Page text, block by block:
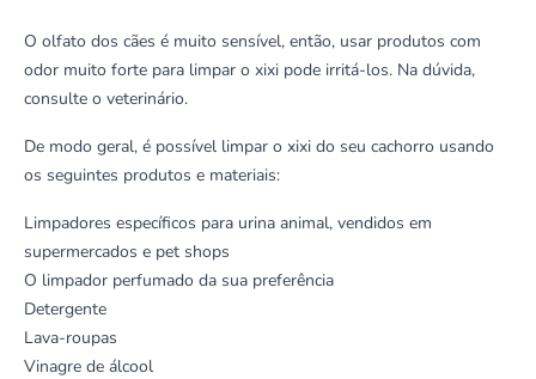
O olfato dos cães é muito sensível, então, usar produtos com
odor muito forte para limpar o xixi pode irritá-los. Na dúvida,
consulte o veterinário.
De modo geral, é possível limpar o xixi do seu cachorro usando
os seguintes produtos e materiais:
Limpadores específicos para urina animal, vendidos em
supermercados e pet shops
O limpador perfumado da sua preferência
Detergente
Lava-roupas
Vinagre de álcool